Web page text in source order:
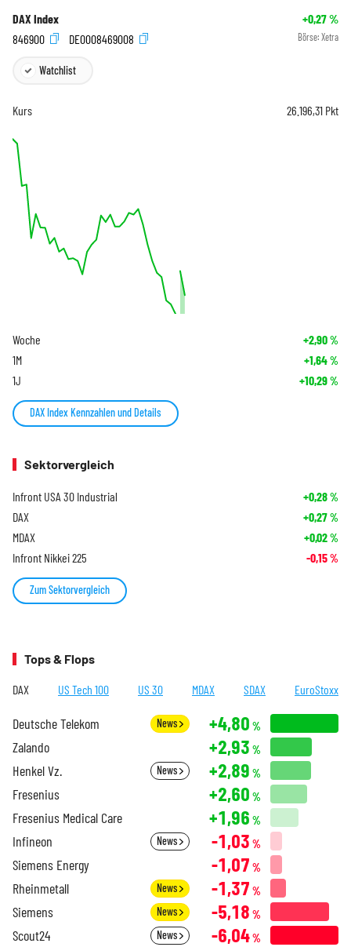
DAX Index +0,27%
846900
DE0008469008 Börse: Xetra
Watchlist
Kurs 26.196,31 Pkt
Woche +2,90%
1M +1,64%
1J +10,29%
DAX Index Kennzahlen und Details
Sektorvergleich
Infront USA 30 Industrial +0,28%
DAX +0,27%
MDAX +0,02%
Infront Nikkei 225 -0,15%
Zum Sektorvergleich
Tops & Flops
DAX US Tech 100 US 30 MDAX SDAX EuroStoxx
Deutsche Telekom News +4,80 %
Zalando +2,93 %
Henkel Vz. News +2,89 %
Fresenius +2,60 %
Fresenius Medical Care +1,96 %
Infineon News -1,03 %
Siemens Energy -1,07 %
Rheinmetall News -1,37 %
Siemens News -5,18 %
Scout24 News -6,04%